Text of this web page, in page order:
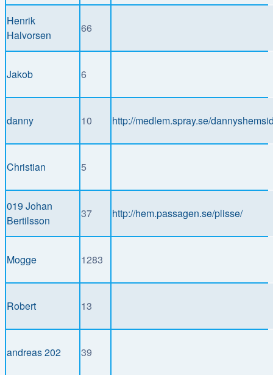
Henrik
Halvorsen
66
Jakob 6
danny 10 http://medlem.spray.se/
Christian 5
019 Johan
Bertilsson
37 http://hem.passagen.se/plisse/
Mogge 1283
Robert 13
andreas 202 39